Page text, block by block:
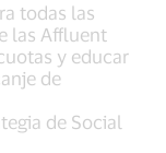
todas las
las Affluent
y educar
de
de Social